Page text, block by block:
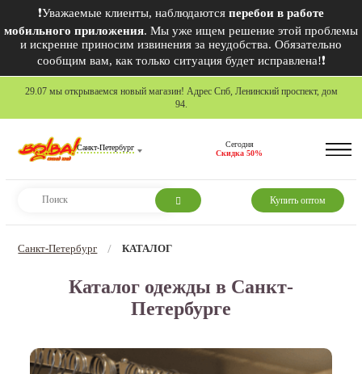
❗Уважаемые клиенты, наблюдаются перебои в работе
мобильного приложения. Мы уже ищем решение этой проблемы
и искренне приносим извинения за неудобства. Обязательно
сообщим вам, как только ситуация будет исправлена!❗
29.07 мы открываемся новый магазин! Адрес Спб, Ленинский проспект, дом
94.
Санкт-Петербург
Сегодня
Скидка 50%
Купить оптом
Санкт-Петербург / КАТАЛОГ
Каталог одежды в Санкт-
Петербурге